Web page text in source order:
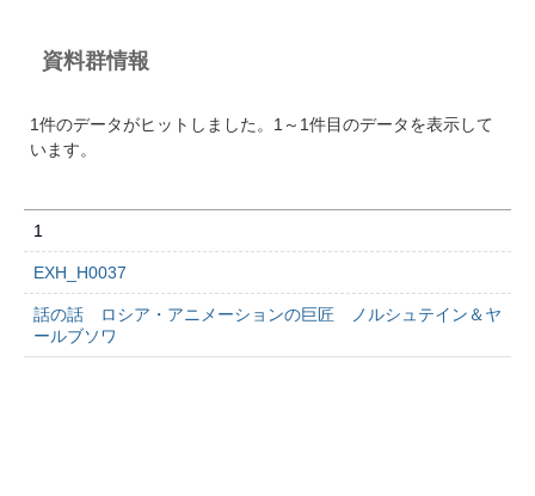
資料群情報
1件のデータがヒットしました。1～1件目のデータを表示して
います。
1
EXH_H0037
話の話 ロシア・アニメーションの巨匠 ノルシュテイン＆ヤ
ールブソワ